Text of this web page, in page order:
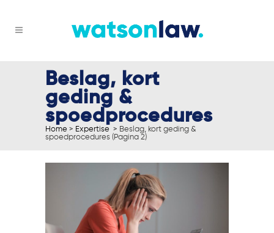
Beslag, kort
geding &
spoedprocedures
Home > Expertise > Beslag, kort geding &
spoedprocedures (Pagina 2)